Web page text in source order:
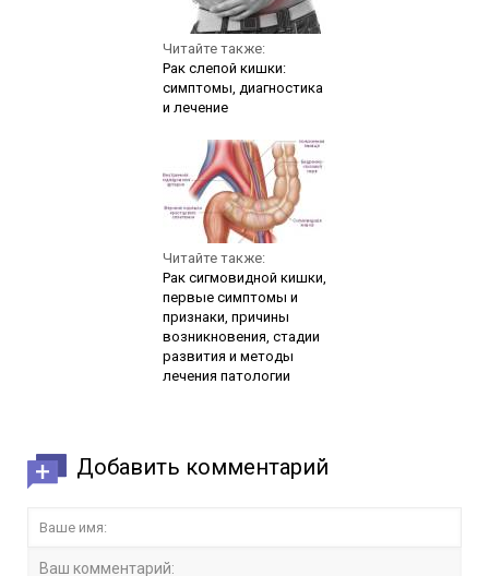
Читайте также:
Рак слепой кишки:
симптомы, диагностика
и лечение
Читайте также:
Рак сигмовидной кишки,
первые симптомы и
признаки, причины
возникновения, стадии
развития и методы
лечения патологии
Добавить комментарий